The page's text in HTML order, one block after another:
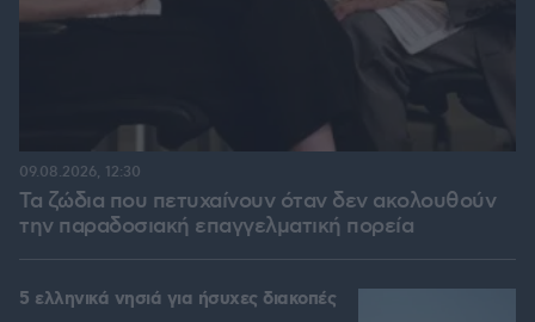
Τα ζώδια που πετυχαίνουν όταν δεν ακολουθούν
την παραδοσιακή επαγγελματική πορεία
09.08.2026, 12:30
5 ελληνικά νησιά για ήσυχες διακοπές